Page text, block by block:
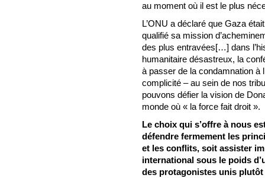
au moment où il est le plus
L’ONU a déclaré que Gaza
qualifié sa mission
des plus entravées[…] dans
humanitaire désastreux, la
à passer de la condamnation à
complicité – au sein de nos
pouvons défier la vision de
monde où « la force fait droit ».
Le choix qui s’offre à nous
défendre fermement les
et les conflits, soit assister
international sous le poids
des protagonistes unis